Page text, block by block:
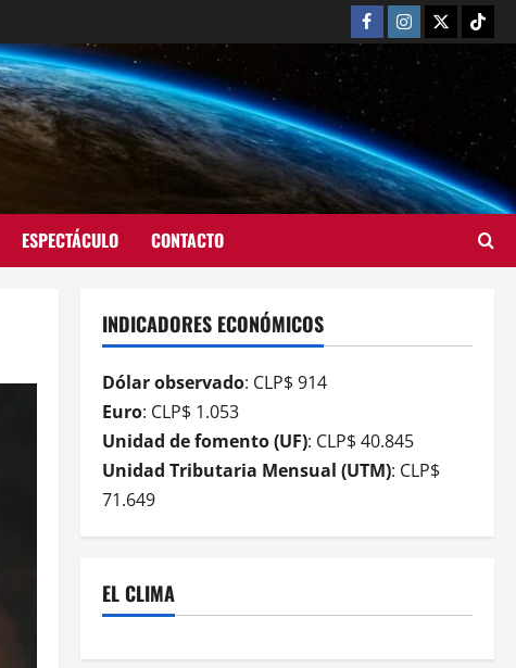
ESPECTÁCULO CONTACTO
INDICADORES ECONÓMICOS
Dólar observado: CLP$ 914
Euro: CLP$ 1.053
Unidad de fomento (UF): CLP$ 40.845
Unidad Tributaria Mensual (UTM): CLP$
71.649
EL CLIMA